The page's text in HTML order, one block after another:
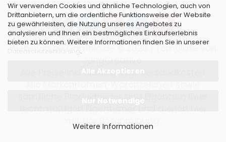
Wir verwenden Cookies und ähnliche Technologien, auch von
Drittanbietern, um die ordentliche Funktionsweise der Website
zu gewährleisten, die Nutzung unseres Angebotes zu
analysieren und Ihnen ein bestmögliches Einkaufserlebnis
bieten zu können. Weitere Informationen finden Sie in unserer
.
Alle Akzeptieren
Nur Notwendige
Weitere Informationen
Webshopby Gambio.de © 2026 | Template von
Alle Preise inkl. MwSt. & zzgl. Versandkosten
sämtliche Produktbilder sind Eigentum Ihrer
nur der Beschreibung.